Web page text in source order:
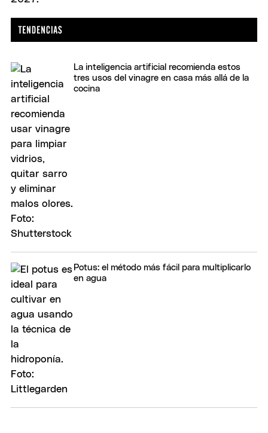
La inteligencia artificial recomienda estos
tres usos del vinagre en casa más allá de la
cocina
Potus: el método más fácil para multiplicarlo
en agua